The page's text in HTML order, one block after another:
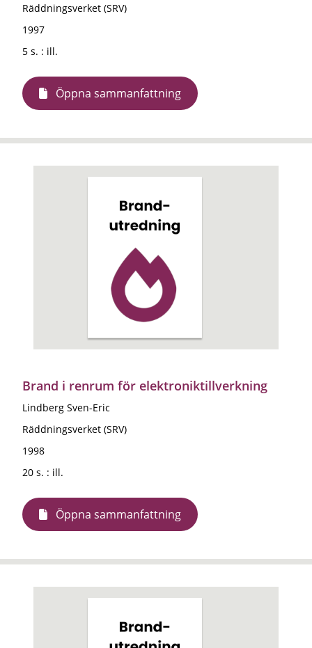
Räddningsverket (SRV)
1997
5 s. : ill.
Öppna sammanfattning
Brand i renrum för elektroniktillverkning
Lindberg Sven-Eric
Räddningsverket (SRV)
1998
20 s. : ill.
Öppna sammanfattning